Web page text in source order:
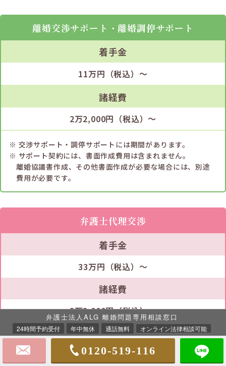
離婚交渉サポート・ 離婚調停サポート
着手金
11万円（税込）～
諸経費
2万2,000円（税込）～
交渉サポート・調停サポートには期間があります。
サポート契約には、書面作成費用は含まれません。
離婚協議書作成、その他書面作成が必要な場合には、別途
費用が必要です。
弁護士代理交渉
着手金
33万円（税込）～
諸経費
3万3,000円（税込）～
成功報酬
33万円（税込）＋
弁護士法人ALG 離婚問題専用相談窓口
24時間予約受付 年中無休 通話無料 オンライン法律相談可能
0120-519-116